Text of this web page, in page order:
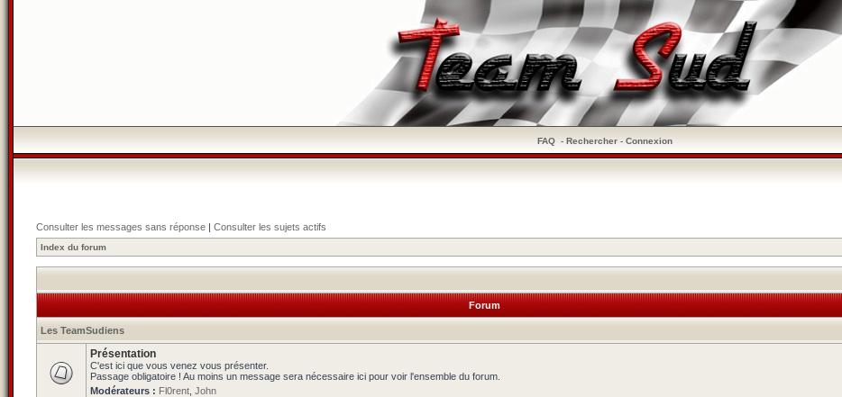
FAQ- Rechercher- Connexion
Consulter les messages sans réponse | Consulter les sujets actifs
Index du forum
Forum
Les TeamSudiens
Présentation
C'est ici que vous venez vous présenter.
Passage obligatoire ! Au moins un message sera nécessaire ici pour voir l'ensemble du forum.
Modérateurs : Fl0rent John